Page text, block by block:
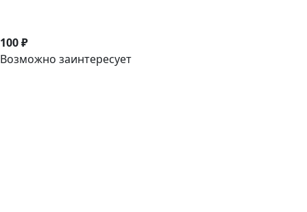
100 ₽
Возможно заинтересует